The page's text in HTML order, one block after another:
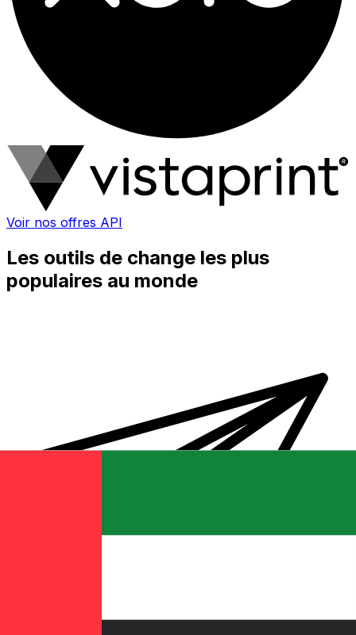
Voir nos offres API
Les outils de change les plus
populaires au monde